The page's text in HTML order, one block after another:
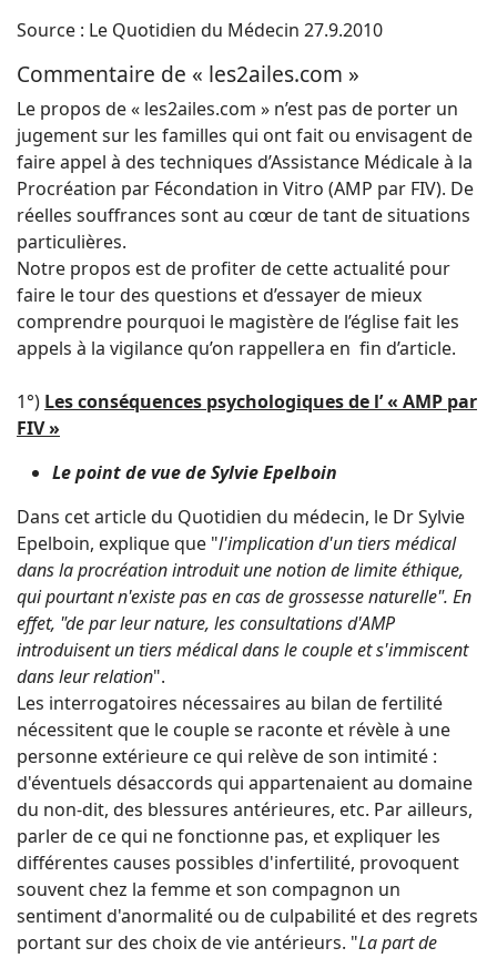
Source : Le Quotidien du Médecin 27.9.2010
Commentaire de « les2ailes.com »
Le propos de « les2ailes.com » n’est pas de porter un
jugement sur les familles qui ont fait ou envisagent de
faire appel à des techniques d’Assistance Médicale à la
Procréation par Fécondation in Vitro (AMP par FIV). De
réelles souffrances sont au cœur de tant de situations
particulières.
Notre propos est de profiter de cette actualité pour
faire le tour des questions et d’essayer de mieux
comprendre pourquoi le magistère de l’église fait les
appels à la vigilance qu’on rappellera en fin d’article.
1°) Les conséquences psychologiques de l’ « AMP par
FIV »
Le point de vue de Sylvie Epelboin
Dans cet article du Quotidien du médecin, le Dr Sylvie
Epelboin, explique que "l'implication d'un tiers médical
dans la procréation introduit une notion de limite éthique,
qui pourtant n'existe pas en cas de grossesse naturelle". En
effet, "de par leur nature, les consultations d'AMP
introduisent un tiers médical dans le couple et s'immiscent
dans leur relation".
Les interrogatoires nécessaires au bilan de fertilité
nécessitent que le couple se raconte et révèle à une
personne extérieure ce qui relève de son intimité :
d'éventuels désaccords qui appartenaient au domaine
du non-dit, des blessures antérieures, etc. Par ailleurs,
parler de ce qui ne fonctionne pas, et expliquer les
différentes causes possibles d'infertilité, provoquent
souvent chez la femme et son compagnon un
sentiment d'anormalité ou de culpabilité et des regrets
portant sur des choix de vie antérieurs. "La part de